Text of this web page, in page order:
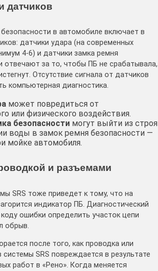
датчиков
в автомобиле включает в
датчики удара (на современных
4-6) и датчики замка ремня
отвечают за то, чтобы ПБ не срабатывала,
Отсутствие сигнала от датчиков
компьютерная диагностика.
может повредиться от
или физического воздействия.
безопасности могут выйти из строя
воды в замок ремня безопасности —
мойке автомобиля.
и разъемами
SRS тоже приведет к тому, что на
индикатор ПБ. Диагностический
ошибки определить участок цепи
обрыв.
после того, как проводка или
SRS повреждается в результате
работ в «Рено». Когда меняется